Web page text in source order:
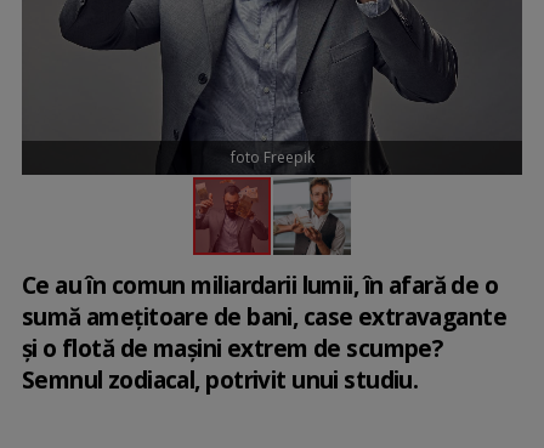
foto Freepik
Ce au în comun miliardarii lumii, în afară de o
sumă amețitoare de bani, case extravagante
și o flotă de mașini extrem de scumpe?
Semnul zodiacal, potrivit unui studiu.